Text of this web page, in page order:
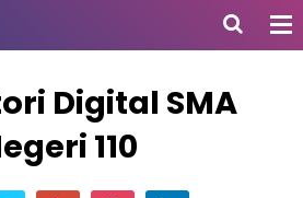
Digital SMA
110